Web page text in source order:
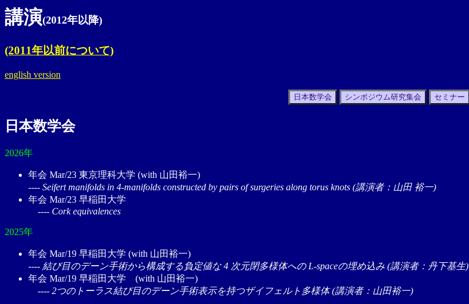
講演(2012年以降)
(2011年以前について)
english version
日本数学会 シンポジウム研究集会 セミナー
日本数学会
2026年
年会 Mar/23 東京理科大学 (with 山田裕一)
---- Seifert manifolds in 4-manifolds constructed by pairs of surgeries along torus knots (講演者：山田 裕一)
年会 Mar/23 早稲田大学
---- Cork equivalences
2025年
年会 Mar/19 早稲田大学 (with 山田裕一)
---- 結び目のデーン手術から構成する負定値な 4 次元閉多様体への L-spaceの埋め込み (講演者：丹下基生)
年会 Mar/19 早稲田大学 (with 山田裕一)
---- 2つのトーラス結び目のデーン手術表示を持つザイフェルト多様体 (講演者：山田裕一)